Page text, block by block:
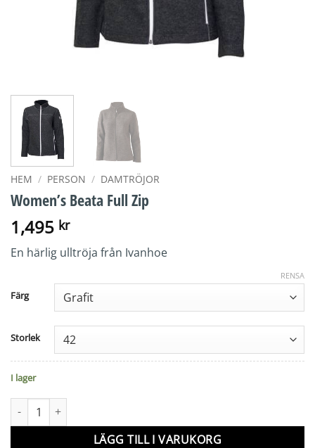
HEM / PERSON / DAMTRÖJOR
Women’s Beata Full Zip
1,495 kr
En härlig ulltröja från Ivanhoe
Färg
Storlek
RENSA
I lager
Women's Beata Full Zip mängd
LÄGG TILL I VARUKORG